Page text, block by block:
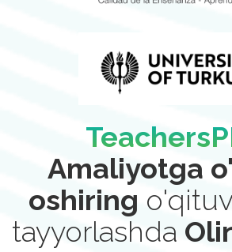
Amaliyotga
oshiring
tayyorlashda